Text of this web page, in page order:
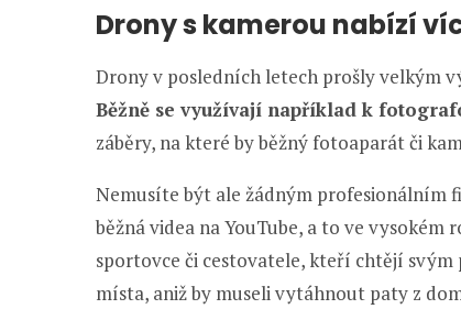
Drony s kamerou nabízí
Drony v posledních letech prošly velkým
Běžně se využívají například k
záběry, na které by běžný fotoaparát či
Nemusíte být ale žádným profesionálním
běžná videa na YouTube, a to ve
sportovce či cestovatele, kteří chtějí
místa, aniž by museli vytáhnout paty z